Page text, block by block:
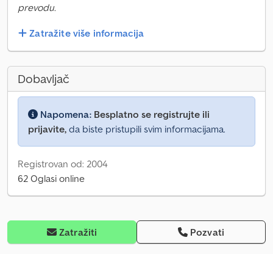
prevodu.
Zatražite više informacija
Dobavljač
Napomena: Besplatno se registrujte ili
prijavite, da biste pristupili svim informacijama.
Registrovan od: 2004
62 Oglasi online
Zatražiti Pozvati